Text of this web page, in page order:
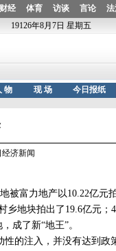
济新闻
富力地产以10.22亿元
乡地块拍出了19.6亿元；
成了新“地王”。
的注入，并没有达到政